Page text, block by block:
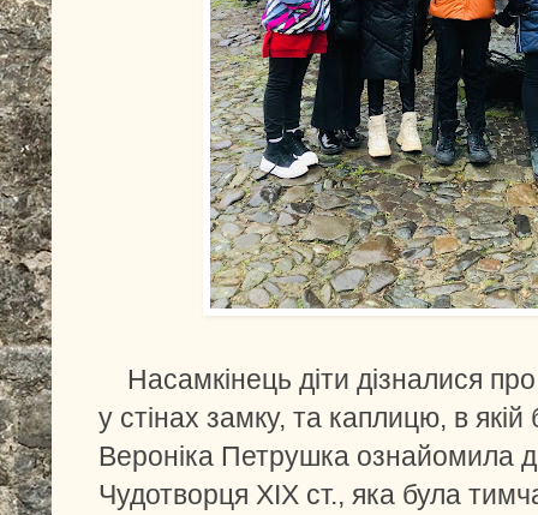
Насамкінець діти дізналися
у стінах замку, та каплицю, в
Вероніка Петрушка ознайомила
Чудотворця ХІХ ст., яка була